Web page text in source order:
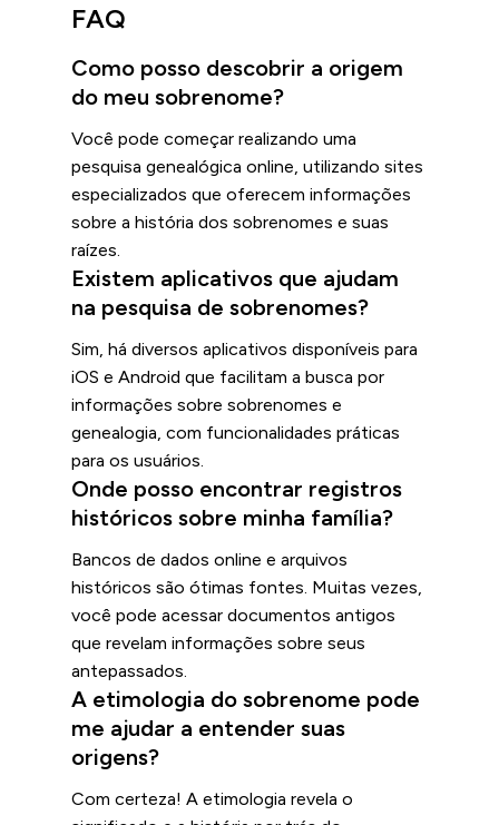
FAQ
Como posso descobrir a origem
do meu sobrenome?
Você pode começar realizando uma
pesquisa genealógica online, utilizando sites
especializados que oferecem informações
sobre a história dos sobrenomes e suas
raízes.
Existem aplicativos que ajudam
na pesquisa de sobrenomes?
Sim, há diversos aplicativos disponíveis para
iOS e Android que facilitam a busca por
informações sobre sobrenomes e
genealogia, com funcionalidades práticas
para os usuários.
Onde posso encontrar registros
históricos sobre minha família?
Bancos de dados online e arquivos
históricos são ótimas fontes. Muitas vezes,
você pode acessar documentos antigos
que revelam informações sobre seus
antepassados.
A etimologia do sobrenome pode
me ajudar a entender suas
origens?
Com certeza! A etimologia revela o